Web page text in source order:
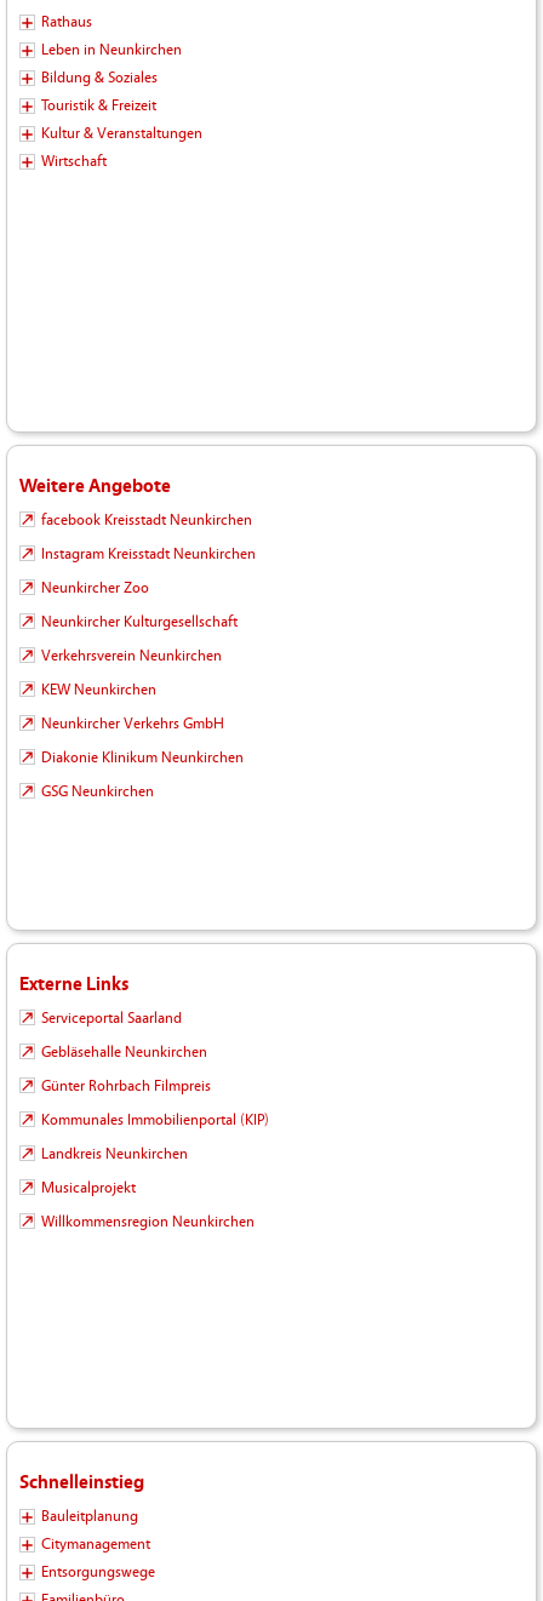
Rathaus
Leben in Neunkirchen
Bildung & Soziales
Touristik & Freizeit
Kultur & Veranstaltungen
Wirtschaft
Weitere Angebote
facebook Kreisstadt Neunkirchen
Instagram Kreisstadt Neunkirchen
Neunkircher Zoo
Neunkircher Kulturgesellschaft
Verkehrsverein Neunkirchen
KEW Neunkirchen
Neunkircher Verkehrs GmbH
Diakonie Klinikum Neunkirchen
GSG Neunkirchen
Externe Links
Serviceportal Saarland
Gebläsehalle Neunkirchen
Günter Rohrbach Filmpreis
Kommunales Immobilienportal (KIP)
Landkreis Neunkirchen
Musicalprojekt
Willkommensregion Neunkirchen
Schnelleinstieg
Bauleitplanung
Citymanagement
Entsorgungswege